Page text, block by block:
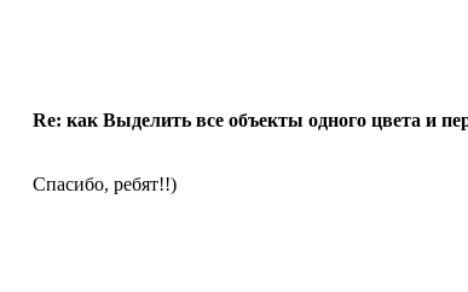
Re: как Выделить все объекты одного цвета и
Спасибо, ребят!!)